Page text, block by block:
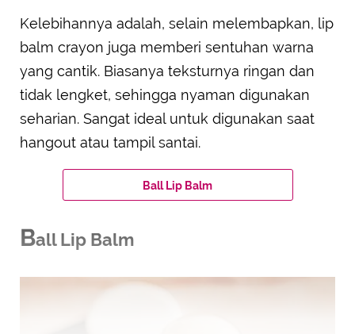
Kelebihannya adalah, selain melembapkan, lip
balm crayon juga memberi sentuhan warna
yang cantik. Biasanya teksturnya ringan dan
tidak lengket, sehingga nyaman digunakan
seharian. Sangat ideal untuk digunakan saat
hangout atau tampil santai.
Ball Lip Balm
Ball Lip Balm